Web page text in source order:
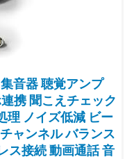
音器 聴覚アンプ
携 聞こえチェック
理 ノイズ低減 ビー
ャンネル バランス
ス接続 動画通話 音